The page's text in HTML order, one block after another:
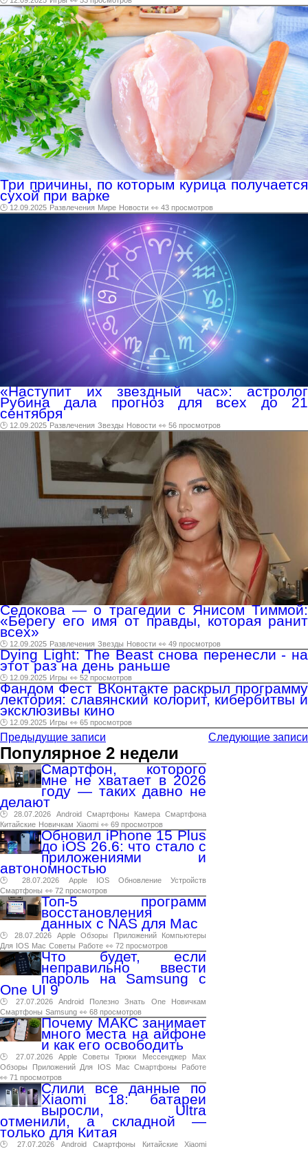
Три причины, по которым курица получается
сухой при варке
🕑 12.09.2025 Развлечения Мире Новости 👀 43 просмотров
«Наступит их звездный час»: астролог
Рубина дала прогноз для всех до 21
сентября
🕑 12.09.2025 Развлечения Звезды Новости 👀 56 просмотров
Седокова — о трагедии с Янисом Тиммой:
«Берегу его имя от правды, которая ранит
всех»
🕑 12.09.2025 Развлечения Звезды Новости 👀 49 просмотров
Dying Light: The Beast снова перенесли - на
этот раз на день раньше
🕑 12.09.2025 Игры 👀 52 просмотров
Фандом Фест ВКонтакте раскрыл программу
лектория: славянский колорит, кибербитвы и
эксклюзивы кино
🕑 12.09.2025 Игры 👀 65 просмотров
Предыдущие записи Следующие записи
Популярное 2 недели
Смартфон, которого
мне не хватает в 2026
году — таких давно не
делают
🕑 28.07.2026 Android Смартфоны Камера Смартфона
Китайские Новичкам Xiaomi 👀 69 просмотров
Обновил iPhone 15 Plus
до iOS 26.6: что стало с
приложениями и
автономностью
🕑 28.07.2026 Apple IOS Обновление
Устройств
Смартфоны 👀 72 просмотров
Топ-5 программ
восстановления
данных с NAS для Mac
🕑 28.07.2026 Apple Обзоры Приложений
Компьютеры
Для IOS Mac Советы Работе 👀 72 просмотров
Что будет, если
неправильно ввести
пароль на Samsung с
One UI 9
🕑 27.07.2026 Android Полезно Знать One
Новичкам
Смартфоны Samsung 👀 68 просмотров
Почему МАКС занимает
много места на айфоне
и как его освободить
🕑 27.07.2026 Apple Советы Трюки Мессенджер
Max
Обзоры
Приложений Для IOS Mac Смартфоны
Работе
👀 71 просмотров
Слили все данные по
Xiaomi 18: батареи
выросли, Ultra
отменили, а складной —
только для Китая
🕑 27.07.2026 Android Смартфоны Китайские
Xiaomi